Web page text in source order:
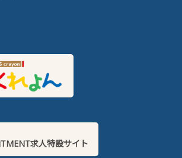
求人特設サイト